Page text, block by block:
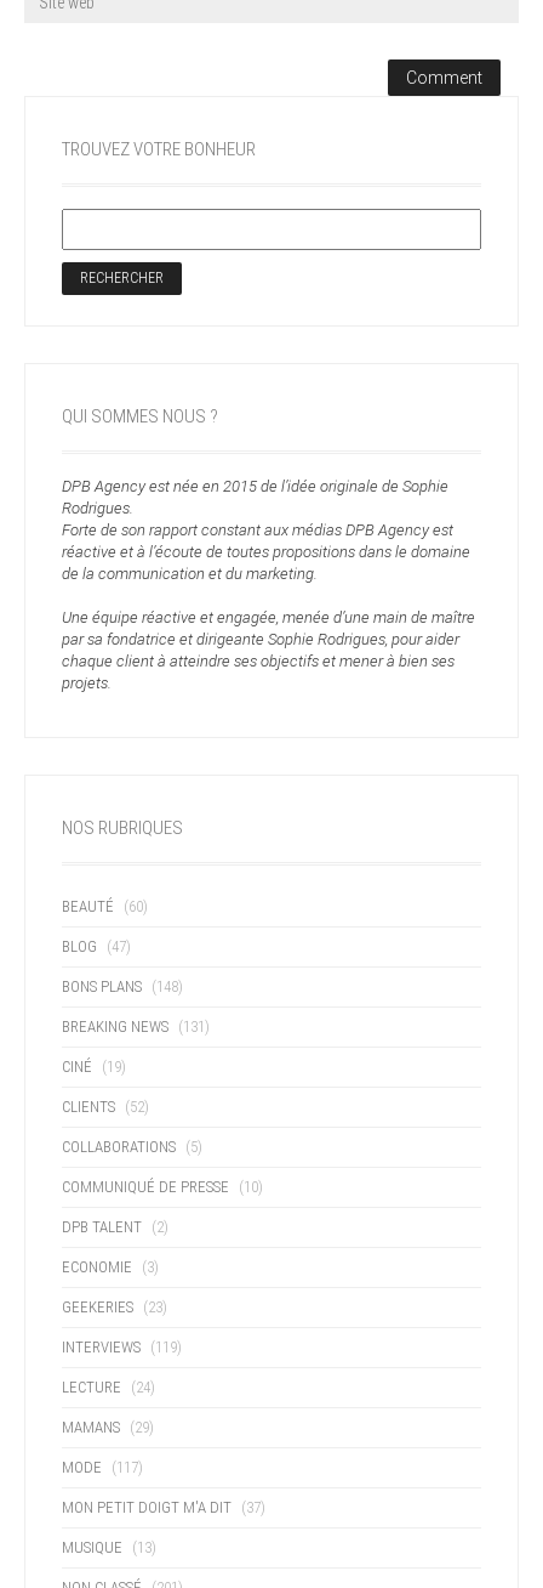
TROUVEZ VOTRE BONHEUR
QUI SOMMES NOUS ?
DPB Agency est née en 2015 de l’idée originale de Sophie
Rodrigues.
Forte de son rapport constant aux médias DPB Agency est
réactive et à l’écoute de toutes propositions dans le domaine
de la communication et du marketing.
Une équipe réactive et engagée, menée d’une main de maître
par sa fondatrice et dirigeante Sophie Rodrigues, pour aider
chaque client à atteindre ses objectifs et mener à bien ses
projets.
NOS RUBRIQUES
BEAUTÉ (60)
BLOG (47)
BONS PLANS (148)
BREAKING NEWS (131)
CINÉ (19)
CLIENTS (52)
COLLABORATIONS (5)
COMMUNIQUÉ DE PRESSE (10)
DPB TALENT (2)
ECONOMIE (3)
GEEKERIES (23)
INTERVIEWS (119)
LECTURE (24)
MAMANS (29)
MODE (117)
MON PETIT DOIGT M'A DIT (37)
MUSIQUE (13)